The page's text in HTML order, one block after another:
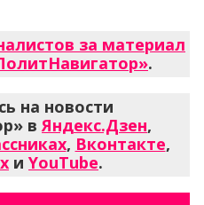
за материал
.
на новости
вЯндекс.Дзен,
, Вконтакте,
и YouTube.